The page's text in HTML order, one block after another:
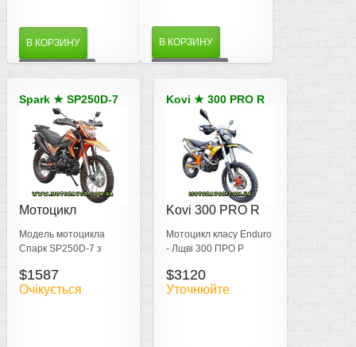
В КОРЗИНУ В КОРЗИНУ
Spark★ SP250D-7
Мотоцикл
SP250D-7
Модель мотоцикла
Спарк SP250D-7 з
потужністю 18 к.с. 5-
ступінчаста КПП
$1587
Очікується
Kovi ★ 300 PRO R
Kovi 300 PRO R
Мотоцикл класу Enduro
- Лщві 300 ПРО Р
повна вага 124,9 кг.
рідинне охолодження
$3120
Уточнюйте